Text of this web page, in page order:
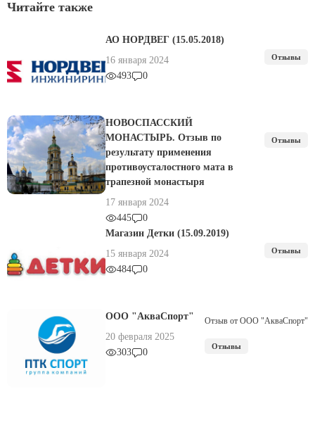
Читайте также
АО НОРДВЕГ (15.05.2018)
16 января 2024
493
0
Отзывы
НОВОСПАССКИЙ
МОНАСТЫРЬ. Отзыв по
результату применения
противоусталостного мата в
трапезной монастыря
17 января 2024
445
0
Отзывы
Магазин Детки (15.09.2019)
15 января 2024
484
0
Отзывы
ООО "АкваСпорт"
20 февраля 2025
303
0
Отзыв от ООО "АкваСпорт"
Отзывы